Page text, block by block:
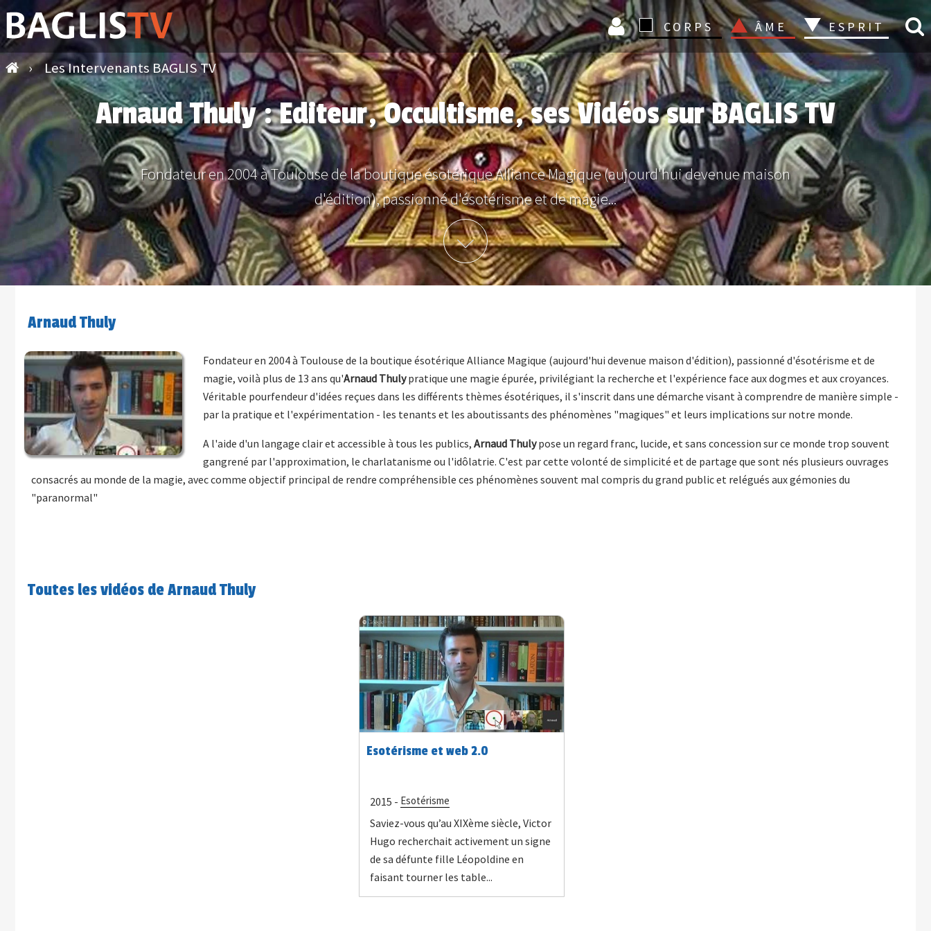
CONNEXION
CORPS ÂME ESPRIT
› Les Intervenants BAGLIS TV
Arnaud Thuly : Editeur, Occultisme, ses Vidéos sur BAGLIS TV
Fondateur en 2004 à Toulouse de la boutique ésotérique Alliance Magique (aujourd'hui devenue maison
d'édition), passionné d'ésotérisme et de magie...
Plus d'info
Arnaud Thuly
Fondateur en 2004 à Toulouse de la boutique ésotérique Alliance Magique (aujourd'hui devenue maison d'édition), passionné d'ésotérisme et de
magie, voilà plus de 13 ans qu'Arnaud Thulypratique une magie épurée, privilégiant la recherche et l'expérience face aux dogmes et aux croyances.
Véritable pourfendeur d'idées reçues dans les différents thèmes ésotériques, il s'inscrit dans une démarche visant à comprendre de manière simple -
par la pratique et l'expérimentation - les tenants et les aboutissants des phénomènes "magiques" et leurs implications sur notre monde.
A l'aide d'un langage clair et accessible à tous les publics,Arnaud Thulypose un regard franc, lucide, et sans concession sur ce monde trop souvent
gangrené par l'approximation, le charlatanisme ou l'idôlatrie. C'est par cette volonté de simplicité et de partage que sont nés plusieurs ouvrages
consacrés au monde de la magie, avec comme objectif principal de rendre compréhensible ces phénomènes souvent mal compris du grand public et relégués aux gémonies du
"paranormal"
Toutes les vidéos de Arnaud Thuly
Esotérisme et web 2.0
2015 - Esotérisme
Saviez-vous qu’au XIXème siècle, Victor
Hugo recherchait activement un signe
de sa défunte fille Léopoldine en
faisant tourner les table...